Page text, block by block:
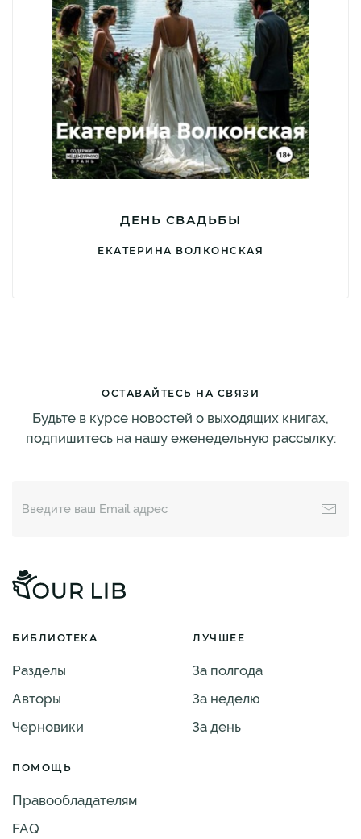
ДЕНЬ СВАДЬБЫ
ЕКАТЕРИНА ВОЛКОНСКАЯ
ОСТАВАЙТЕСЬ НА СВЯЗИ
Будьте в курсе новостей о выходящих книгах,
подпишитесь на нашу еженедельную рассылку:
БИБЛИОТЕКА
Разделы
Авторы
Черновики
ЛУЧШЕЕ
За полгода
За неделю
За день
ПОМОЩЬ
Правообладателям
FAQ